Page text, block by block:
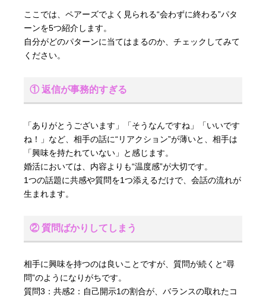
ここでは、ペアーズでよく見られる“会わずに終わる”パタ
ーンを5つ紹介します。
自分がどのパターンに当てはまるのか、チェックしてみて
ください。
① 返信が事務的すぎる
「ありがとうございます」「そうなんですね」「いいです
ね！」など、相手の話に“リアクション”が薄いと、相手は
「興味を持たれていない」と感じます。
婚活においては、内容よりも“温度感”が大切です。
1つの話題に共感や質問を1つ添えるだけで、会話の流れが
生まれます。
② 質問ばかりしてしまう
相手に興味を持つのは良いことですが、質問が続くと“尋
問”のようになりがちです。
質問3：共感2：自己開示1の割合が、バランスの取れたコ